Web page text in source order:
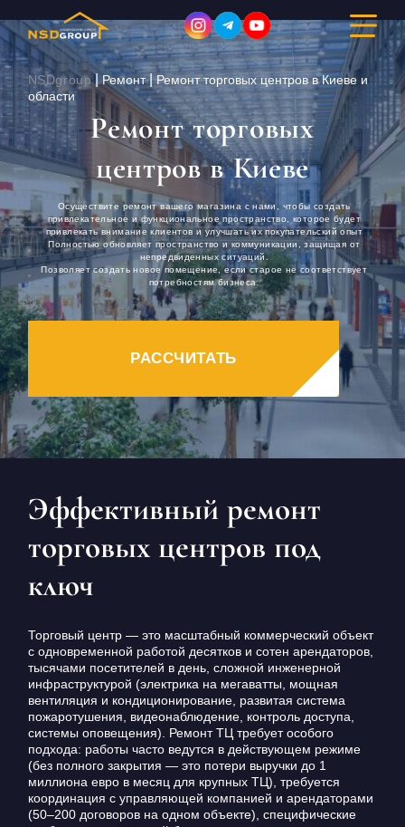
ДИЗАЙН ИНТЕРЬЕРА
РЕМОНТ
СТРОИТЕЛЬСТВО
ПОРТФОЛИО
СТОИМОСТЬ
О КОМПАНИИ
КОНТАКТЫ
БЛОГ
RU
Заказать звонок сейчас
NSDgroup|Ремонт|Ремонт торговых центров в Киеве и
области
Ремонт торговых
центров в Киеве
Осуществите ремонт вашего магазина с нами, чтобы создать
привлекательное и функциональное пространство, которое будет
привлекать внимание клиентов и улучшать их покупательский опыт
Полностью обновляет пространство и коммуникации, защищая от
непредвиденных ситуаций.
Позволяет создать новое помещение, если старое не соответствует
потребностям бизнеса.
РАССЧИТАТЬ
Эффективный ремонт
торговых центров под
ключ
Торговый центр — это масштабный коммерческий объект
с одновременной работой десятков и сотен арендаторов,
тысячами посетителей в день, сложной инженерной
инфраструктурой (электрика на мегаватты, мощная
вентиляция и кондиционирование, развитая система
пожаротушения, видеонаблюдение, контроль доступа,
системы оповещения). Ремонт ТЦ требует особого
подхода: работы часто ведутся в действующем режиме
(без полного закрытия — это потери выручки до 1
миллиона евро в месяц для крупных ТЦ), требуется
координация с управляющей компанией и арендаторами
(50–200 договоров на одном объекте), специфические